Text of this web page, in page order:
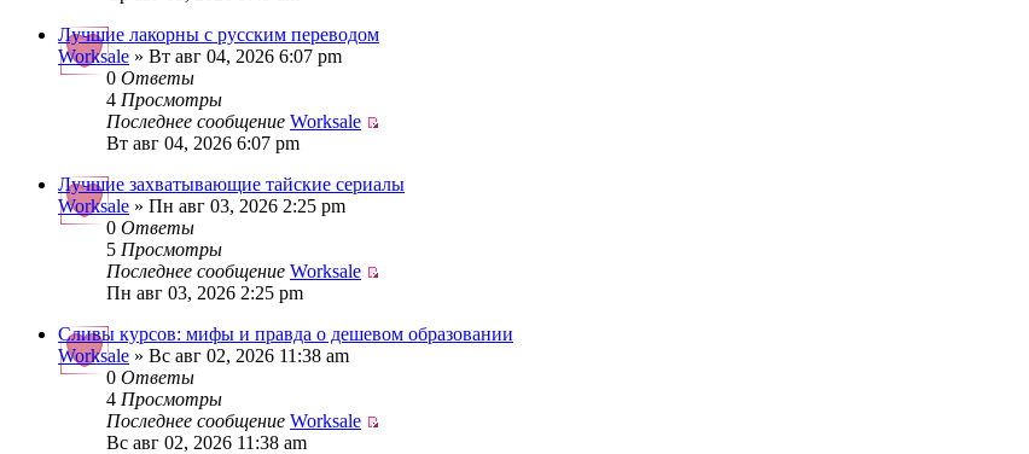
Лучшие лакорны с русским переводом
Worksale » Вт авг 04, 2026 6:07 pm
0 Ответы
4 Просмотры
Последнее сообщение Worksale
Вт авг 04, 2026 6:07 pm
Лучшие захватывающие тайские сериалы
Worksale » Пн авг 03, 2026 2:25 pm
0 Ответы
5 Просмотры
Последнее сообщение Worksale
Пн авг 03, 2026 2:25 pm
Сливы курсов: мифы и правда о дешевом образовании
Worksale » Вс авг 02, 2026 11:38 am
0 Ответы
4 Просмотры
Последнее сообщение Worksale
Вс авг 02, 2026 11:38 am